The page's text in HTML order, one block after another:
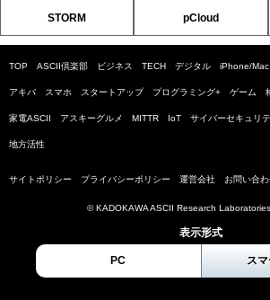
STORM pCloud
TOP ASCII倶楽部 ビジネス TECH デジタル iPhone/Mac
アキバ スマホ スタートアップ プログラミング+ ゲーム
家電ASCII アスキーグルメ MITTR IoT サイバーセキュリ
地方活性
サイトポリシー プライバシーポリシー 運営会社 お問い合
© KADOKAWA ASCII Research
表示形式
PC ス